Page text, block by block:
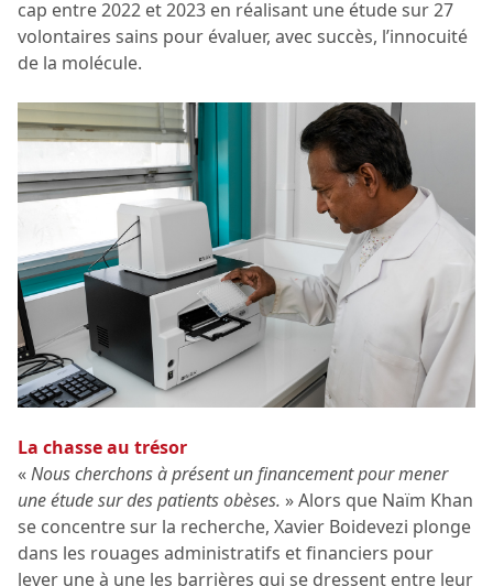
cap entre 2022 et 2023 en réalisant une étude sur 27
volontaires sains pour évaluer, avec succès, l’innocuité
de la molécule.
La chasse au trésor
«Nous cherchons à présent un financement pour mener
une étude sur des patients obèses. » Alors que Naïm Khan
se concentre sur la recherche, Xavier Boidevezi plonge
dans les rouages administratifs et financiers pour
lever une à une les barrières qui se dressent entre leur